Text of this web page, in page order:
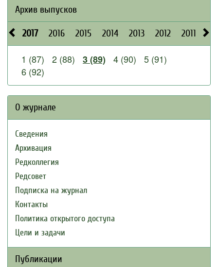
Архив выпусков
2017 2016 2015 2014 2013 2012 2011
1 (87) 2 (88) 3 (89) 4 (90)
5 (91)
6 (92)
О журнале
Сведения
Архивация
Редколлегия
Редсовет
Подписка на журнал
Контакты
Политика открытого доступа
Цели и задачи
Публикации